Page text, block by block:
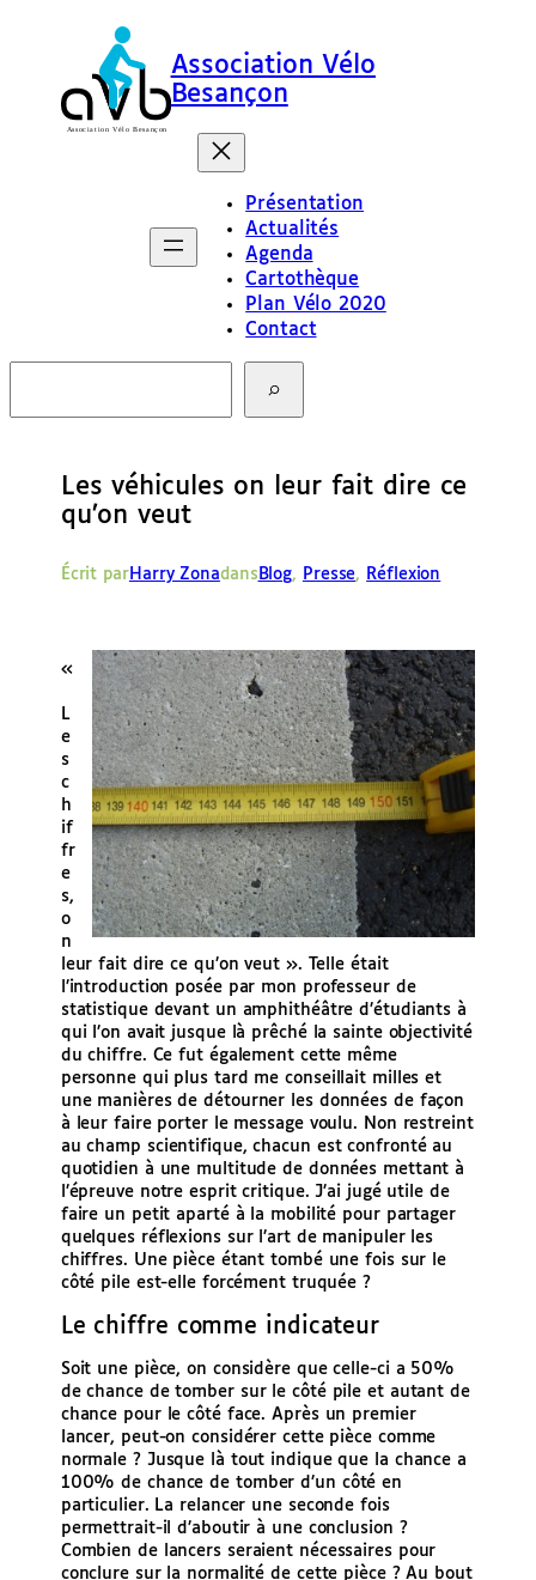
Association Vélo
Besançon
Présentation
Actualités
Agenda
Cartothèque
Plan Vélo 2020
Contact
c
Les véhicules on leur fait dire ce
qu’on veut
Écrit parHarry Zonadans Blog, Presse, Réflexion
«
L
e
s
c
h
if
fr
e
s,
o
n
leur fait dire ce qu’on veut ». Telle était
l’introduction posée par mon professeur de
statistique devant un amphithéâtre d’étudiants à
qui l’on avait jusque là prêché la sainte objectivité
du chiffre. Ce fut également cette même
personne qui plus tard me conseillait milles et
une manières de détourner les données de façon
à leur faire porter le message voulu. Non restreint
au champ scientifique, chacun est confronté au
quotidien à une multitude de données mettant à
l’épreuve notre esprit critique. J’ai jugé utile de
faire un petit aparté à la mobilité pour partager
quelques réflexions sur l’art de manipuler les
chiffres. Une pièce étant tombé une fois sur le
côté pile est-elle forcément truquée ?
Le chiffre comme indicateur
Soit une pièce, on considère que celle-ci a 50%
de chance de tomber sur le côté pile et autant de
chance pour le côté face. Après un premier
lancer, peut-on considérer cette pièce comme
normale ? Jusque là tout indique que la chance a
100% de chance de tomber d’un côté en
particulier. La relancer une seconde fois
permettrait-il d’aboutir à une conclusion ?
Combien de lancers seraient nécessaires pour
conclure sur la normalité de cette pièce ? Au bout